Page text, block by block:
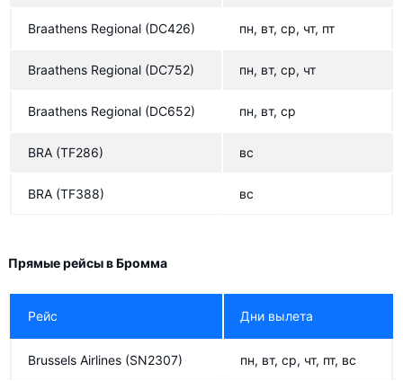
Braathens Regional (DC426) пн, вт, ср, чт, пт
Braathens Regional (DC752) пн, вт, ср, чт
Braathens Regional (DC652) пн, вт, ср
BRA (TF286) вс
BRA (TF388) вс
Прямые рейсы в Бромма
Рейс Дни вылета
Brussels Airlines (SN2307) пн, вт, ср, чт, пт, вс